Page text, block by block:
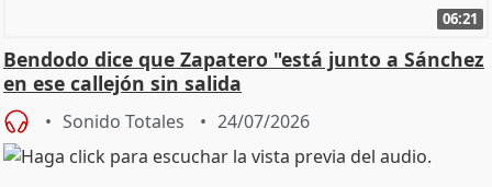
06:21
Bendodo dice que Zapatero "está junto a Sánchez
en ese callejón sin salida
Sonido Totales 24/07/2026